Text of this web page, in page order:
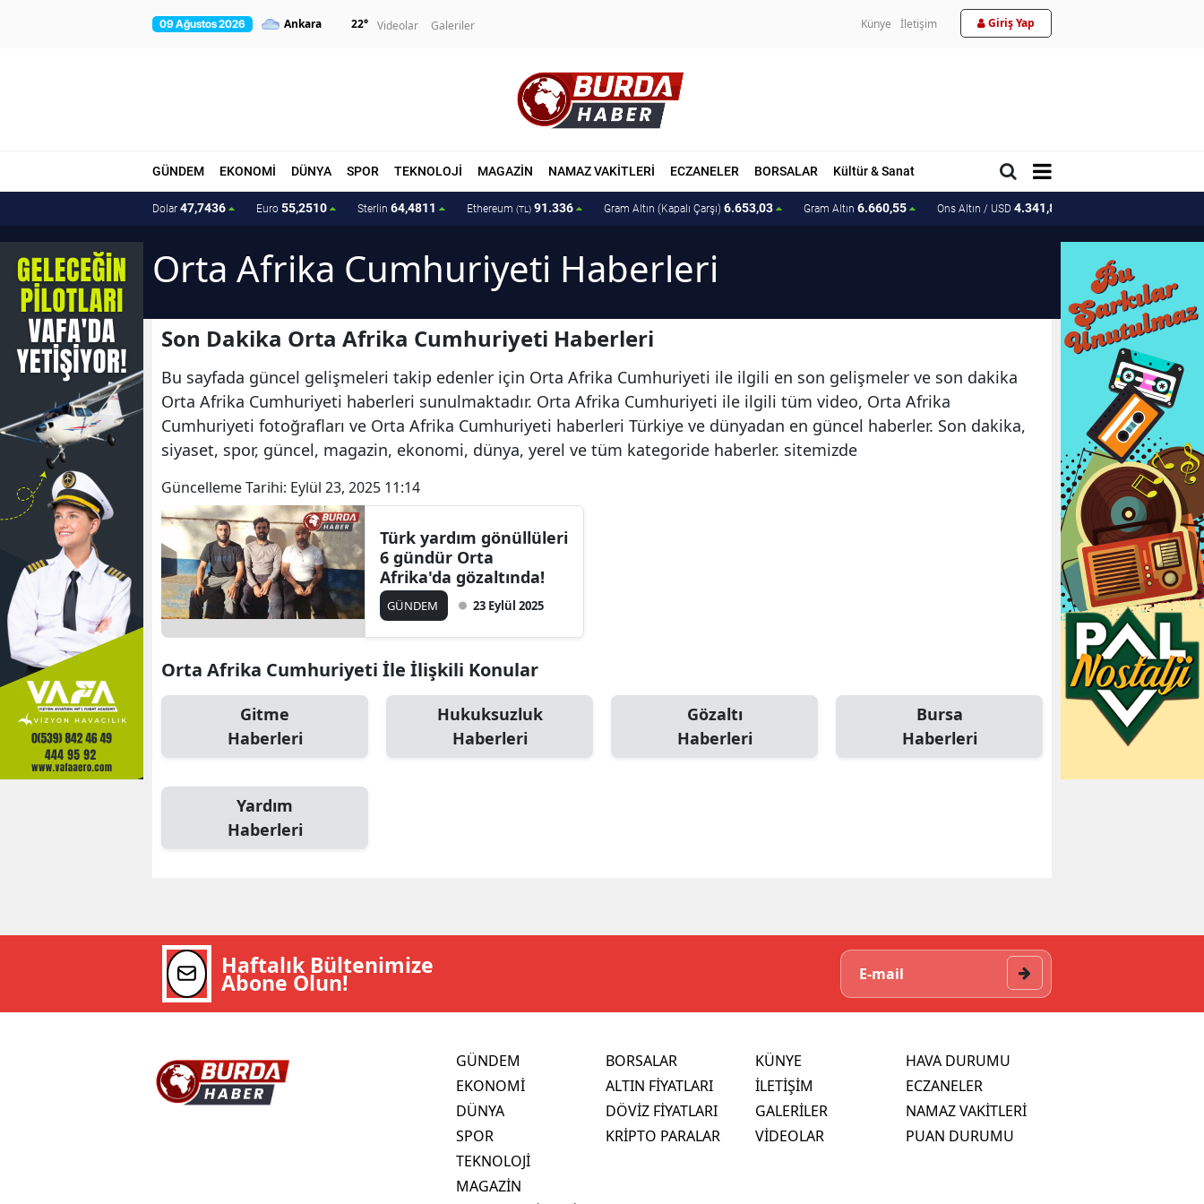
09 Ağustos 2026 22° Videolar Galeriler Künye İletişim Giriş Yap
GÜNDEM EKONOMİ DÜNYA SPOR TEKNOLOJİ MAGAZİN NAMAZ VAKİTLERİ ECZANELER BORSALAR Kültür & Sanat
Dolar 47,7436 Euro 55,2510 Sterlin 64,4811 Ethereum (TL) 91.336 Gram Altın (Kapalı Çarşı) 6.653,03 Gram Altın 6.660,55 Ons Altın / USD 4.341,81
Orta Afrika Cumhuriyeti Haberleri
Son Dakika Orta Afrika Cumhuriyeti Haberleri
Bu sayfada güncel gelişmeleri takip edenler için Orta Afrika Cumhuriyeti ile ilgili en son gelişmeler ve son dakika
Orta Afrika Cumhuriyeti haberleri sunulmaktadır. Orta Afrika Cumhuriyeti ile ilgili tüm video, Orta Afrika
Cumhuriyeti fotoğrafları ve Orta Afrika Cumhuriyeti haberleri Türkiye ve dünyadan en güncel haberler. Son dakika,
siyaset, spor, güncel, magazin, ekonomi, dünya, yerel ve tüm kategoride haberler. sitemizde
Güncelleme Tarihi: Eylül 23, 2025 11:14
Türk yardım gönüllüleri
6 gündür Orta
Afrika'da gözaltında!
GÜNDEM 23 Eylül 2025
Orta Afrika Cumhuriyeti İle İlişkili Konular
Gitme
Haberleri
Hukuksuzluk
Haberleri
Gözaltı
Haberleri
Bursa
Haberleri
Yardım
Haberleri
Haftalık Bültenimize
Abone Olun!
GÜNDEM
EKONOMİ
DÜNYA
SPOR
TEKNOLOJİ
MAGAZİN
BORSALAR
ALTIN FİYATLARI
DÖVİZ FİYATLARI
KRİPTO PARALAR
KÜNYE
İLETİŞİM
GALERİLER
VİDEOLAR
HAVA DURUMU
ECZANELER
NAMAZ VAKİTLERİ
PUAN DURUMU